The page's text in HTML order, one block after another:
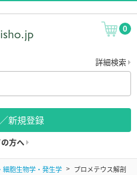
0
詳細検索
新規登録
方へ
細胞生物学・発生学
プロメテウス解剖